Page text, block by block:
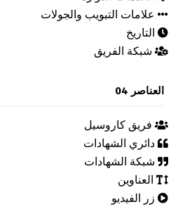
علامات التبويب والجولات
التاريخ
شبكة الفريق
العناصر 04
فريق كاروسيل
دائري الشهادات
شبكة الشهادات
العناوين
زر الفيديو